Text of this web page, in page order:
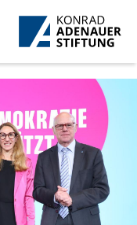
Skip to Main Content